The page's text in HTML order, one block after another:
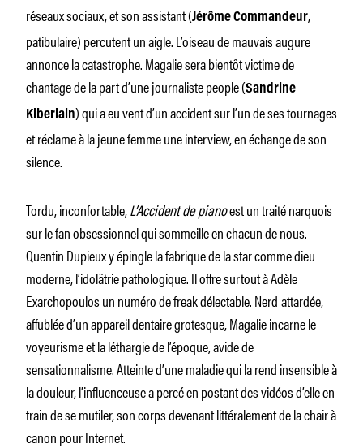
réseaux sociaux, et son assistant (Jérôme Commandeur,
patibulaire) percutent un aigle. L’oiseau de mauvais augure
annonce la catastrophe. Magalie sera bientôt victime de
chantage de la part d’une journaliste people (Sandrine
Kiberlain) qui a eu vent d’un accident sur l’un de ses tournages
et réclame à la jeune femme une interview, en échange de son
silence.
Tordu, inconfortable,L’Accident de pianoest un traité narquois
sur le fan obsessionnel qui sommeille en chacun de nous.
Quentin Dupieux y épingle la fabrique de la star comme dieu
moderne, l’idolâtrie pathologique. Il offre surtout à Adèle
Exarchopoulos un numéro de freak délectable. Nerdattardée,
affublée d’un appareil dentaire grotesque, Magalie incarne le
voyeurisme et la léthargie de l’époque, avide de
sensationnalisme. Atteinte d’une maladie qui la rend insensible à
la douleur, l’influenceuse a percé en postant des vidéos d’elle en
train de se mutiler, son corps devenant littéralement de la chair à
canon pour Internet.